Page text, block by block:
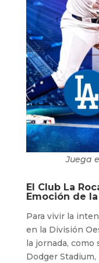
Juega
El Club La
Emoción de la
Para vivir la
en la División
la jornada, como
Dodger Stadium,